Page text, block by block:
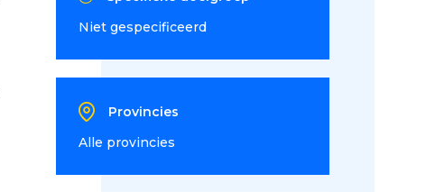
Niet gespecificeerd
Provincies
Alle provincies